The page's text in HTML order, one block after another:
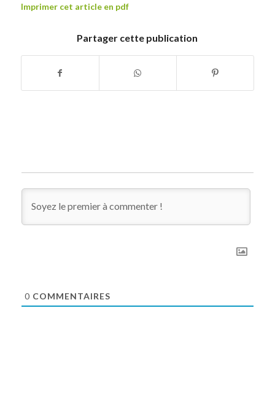
Imprimer cet article en pdf
Partager cette publication
0 COMMENTAIRES